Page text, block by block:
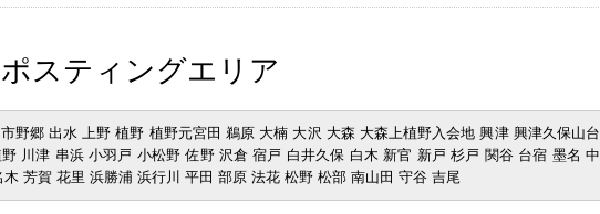
スティングエリア
野郷 出水 上野 植野 植野元宮田 鵜原 大楠 大沢 大森 大森上植野入会地 興津 興津久保山台
川津 串浜 小羽戸 小松野 佐野 沢倉 宿戸 白井久保 白木 新官 新戸 杉戸 関谷 台宿 墨名 中
芳賀 花里 浜勝浦 浜行川 平田 部原 法花 松野 松部 南山田 守谷 吉尾